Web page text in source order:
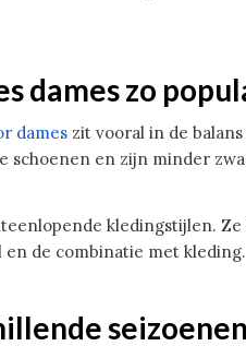
dames zo
dames zit vooral in de
schoenen en zijn minder
kledingstijlen.
de combinatie met kleding.
seizoenen